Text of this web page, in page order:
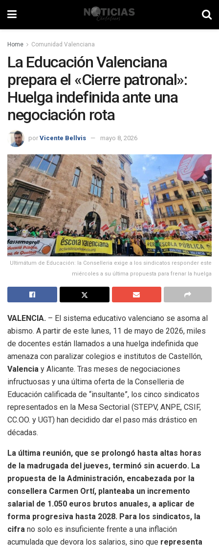
Home Comunidad Valenciana
La Educación Valenciana
prepara el «Cierre patronal»:
Huelga indefinida ante una
negociación rota
por Vicente Bellvis mayo 8, 2026
Ultimátum de Educación: la Conselleria exige a los sindicatos responder este
miércoles a su última propuesta para frenar la huelga
VALENCIA. – El sistema educativo valenciano se asoma al
abismo. A partir de este lunes, 11 de mayo de 2026, miles
de docentes están llamados a una huelga indefinida que
amenaza con paralizar colegios e institutos de Castellón,
Valencia y Alicante. Tras meses de negociaciones
infructuosas y una última oferta de la Conselleria de
Educación calificada de “insultante”, los cinco sindicatos
representados en la Mesa Sectorial (STEPV, ANPE, CSIF,
CC.OO. y UGT) han decidido dar el paso más drástico en
décadas.
La última reunión, que se prolongó hasta altas horas
de la madrugada del jueves, terminó sin acuerdo. La
propuesta de la Administración, encabezada por la
consellera Carmen Ortí, planteaba un incremento
salarial de 1.050 euros brutos anuales, a aplicar de
forma progresiva hasta 2028. Para los sindicatos, la
cifra no solo es insuficiente frente a una inflación
acumulada que devora los salarios, sino que representa